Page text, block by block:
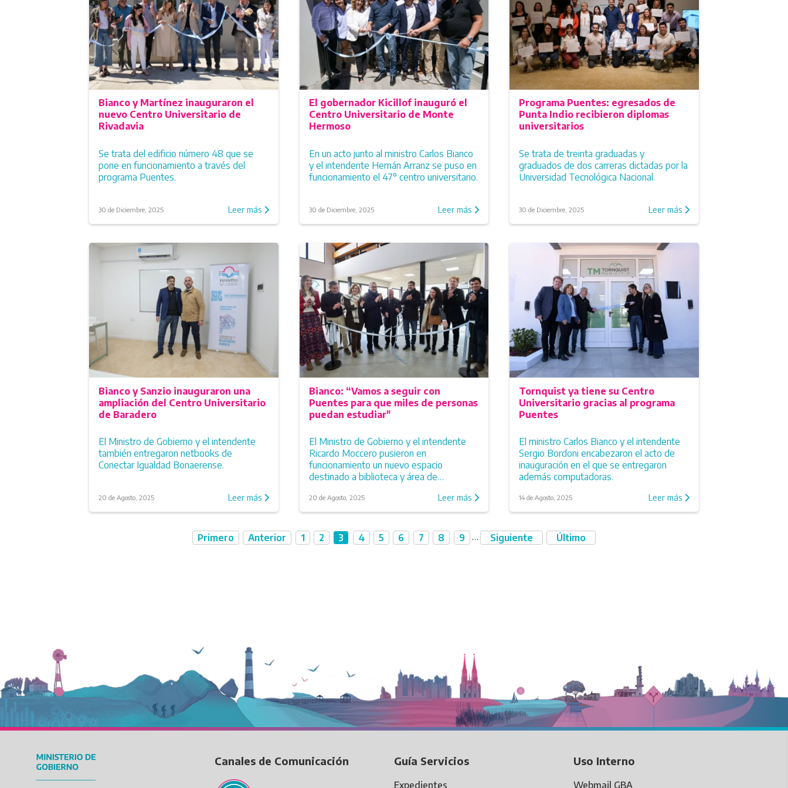
Bianco y Martínez inauguraron el
nuevo Centro Universitario de
Rivadavia
Se trata del edificio número 48 que se
pone en funcionamiento a través del
programa Puentes.
30 de Diciembre, 2025 Leer más
El gobernador Kicillof inauguró el
Centro Universitario de Monte
Hermoso
En un acto junto al ministro Carlos Bianco
y el intendente Hernán Arranz se puso en
funcionamiento el 47° centro universitario.
30 de Diciembre, 2025 Leer más
Programa Puentes: egresados de
Punta Indio recibieron diplomas
universitarios
Se trata de treinta graduadas y
graduados de dos carreras dictadas por la
Universidad Tecnológica Nacional.
30 de Diciembre, 2025 Leer más
Bianco y Sanzio inauguraron una
ampliación del Centro Universitario
de Baradero
El Ministro de Gobierno y el intendente
también entregaron netbooks de
Conectar Igualdad Bonaerense.
20 de Agosto, 2025 Leer más
Bianco: “Vamos a seguir con
Puentes para que miles de personas
puedan estudiar"
El Ministro de Gobierno y el intendente
Ricardo Moccero pusieron en
funcionamiento un nuevo espacio
destinado a biblioteca y área de
20 de Agosto, 2025 Leer más
Tornquist ya tiene su Centro
Universitario gracias al programa
Puentes
El ministro Carlos Bianco y el intendente
Sergio Bordoni encabezaron el acto de
inauguración en el que se entregaron
además computadoras.
14 de Agosto, 2025 Leer más
Primera
Primero
Página
Anterior Página
1 Página
2 Página
3 Página
4 Página
5 Página
6 Página
7 Página
8 Página
9 …
Siguiente
Siguiente
Última
Último
Canales de Comunicación Guía Servicios
Expedientes
Uso Interno
Webmail GBA